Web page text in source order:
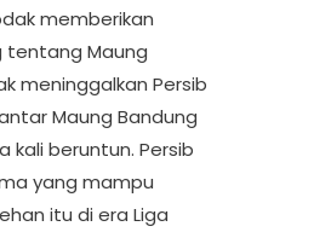
memberikan
tentang Maung
meninggalkan Persib
Maung Bandung
kali beruntun. Persib
yang mampu
itu di era Liga